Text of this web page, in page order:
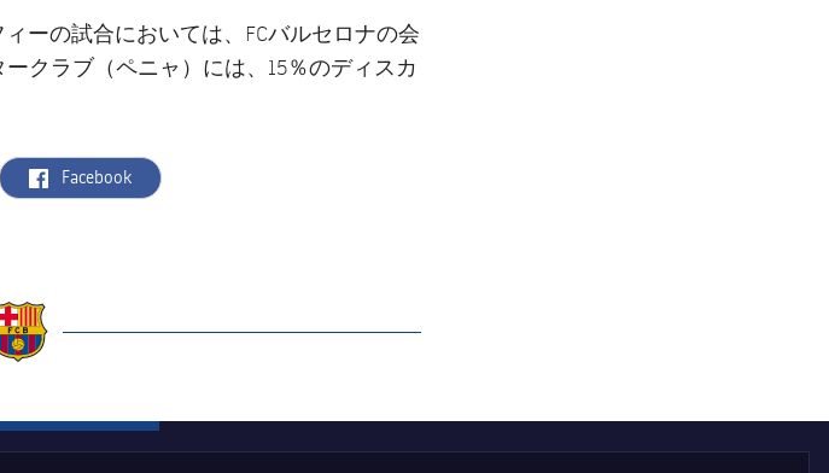
ーの試合においては、FCバルセロナの会
クラブ（ペニャ）には、15％のディスカ
label.aria.facebook
Facebook